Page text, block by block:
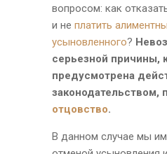
вопросом: как
и не платить
усыновленного?
серьезной причины,
предусмотрена
законодательством,
отцовство.
В данном случае мы